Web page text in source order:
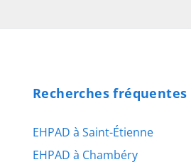
Recherches fréquentes
EHPAD à Saint-Étienne
EHPAD à Chambéry